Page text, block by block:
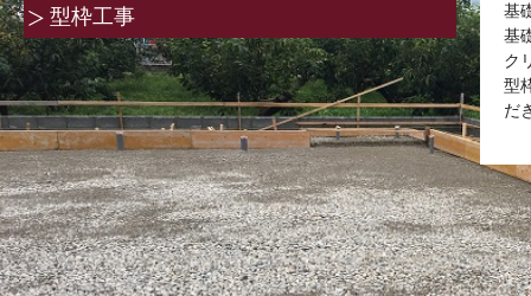
型枠工事
基
基
ク
型
だ